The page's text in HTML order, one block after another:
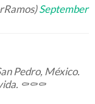
September
Pedro, México.
vida. ⚰️⚰️⚰️